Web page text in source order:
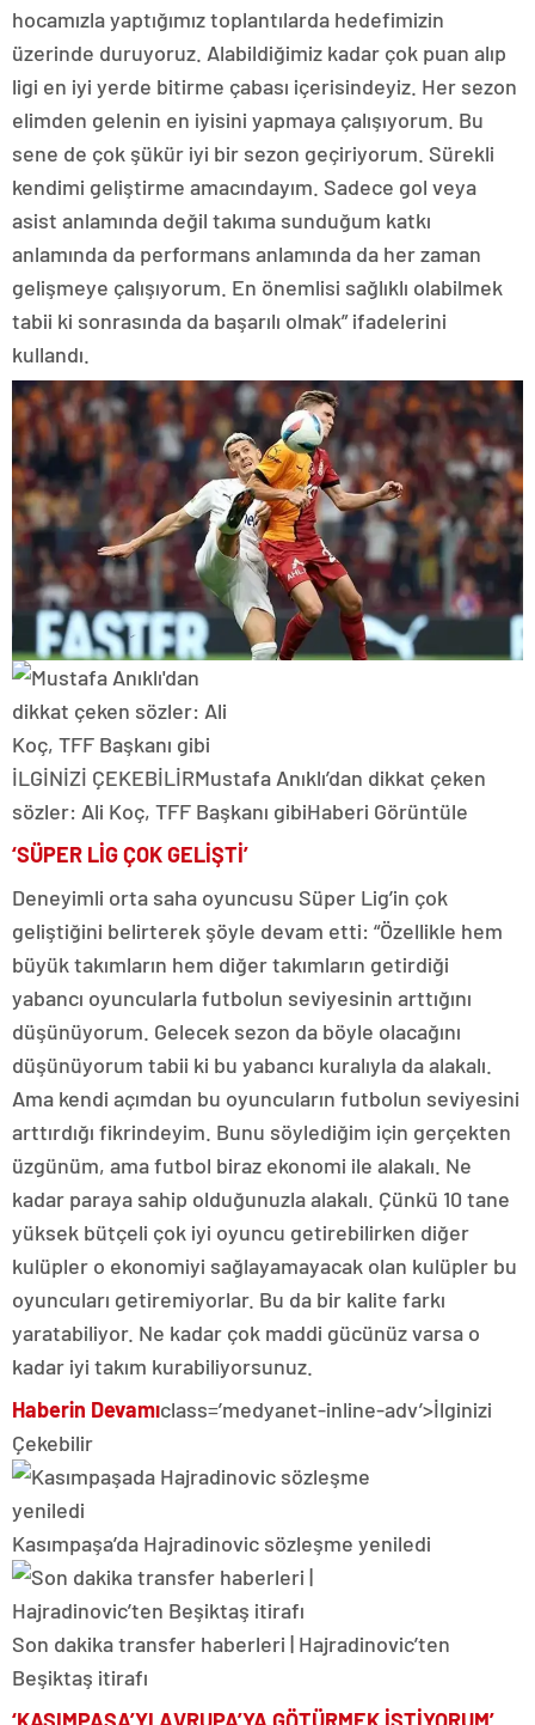
hocamızla yaptığımız toplantılarda hedefimizin
üzerinde duruyoruz. Alabildiğimiz kadar çok puan alıp
ligi en iyi yerde bitirme çabası içerisindeyiz. Her sezon
elimden gelenin en iyisini yapmaya çalışıyorum. Bu
sene de çok şükür iyi bir sezon geçiriyorum. Sürekli
kendimi geliştirme amacındayım. Sadece gol veya
asist anlamında değil takıma sunduğum katkı
anlamında da performans anlamında da her zaman
gelişmeye çalışıyorum. En önemlisi sağlıklı olabilmek
tabii ki sonrasında da başarılı olmak” ifadelerini
kullandı.
İLGİNİZİ ÇEKEBİLİRMustafa Anıklı’dan dikkat çeken
sözler: Ali Koç, TFF Başkanı gibiHaberi Görüntüle
‘SÜPER LİG ÇOK GELİŞTİ’
Deneyimli orta saha oyuncusu Süper Lig’in çok
geliştiğini belirterek şöyle devam etti: “Özellikle hem
büyük takımların hem diğer takımların getirdiği
yabancı oyuncularla futbolun seviyesinin arttığını
düşünüyorum. Gelecek sezon da böyle olacağını
düşünüyorum tabii ki bu yabancı kuralıyla da alakalı.
Ama kendi açımdan bu oyuncuların futbolun seviyesini
arttırdığı fikrindeyim. Bunu söylediğim için gerçekten
üzgünüm, ama futbol biraz ekonomi ile alakalı. Ne
kadar paraya sahip olduğunuzla alakalı. Çünkü 10 tane
yüksek bütçeli çok iyi oyuncu getirebilirken diğer
kulüpler o ekonomiyi sağlayamayacak olan kulüpler bu
oyuncuları getiremiyorlar. Bu da bir kalite farkı
yaratabiliyor. Ne kadar çok maddi gücünüz varsa o
kadar iyi takım kurabiliyorsunuz.
Haberin Devamıclass=’medyanet-inline-adv’>İlginizi
Çekebilir
Kasımpaşa’da Hajradinovic sözleşme yeniledi
Son dakika transfer haberleri | Hajradinovic’ten
Beşiktaş itirafı